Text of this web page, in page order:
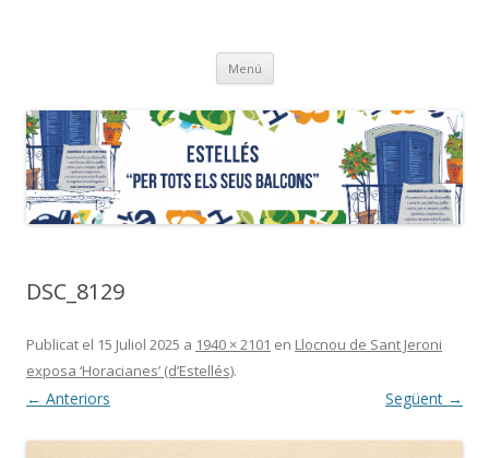
Menú Vés
contingut
DSC_8129
Publicat el 15 Juliol 2025 a 1940 × 2101 en Llocnou de Sant Jeroni
exposa ‘Horacianes’ (d’Estellés).
← Anteriors Següent →